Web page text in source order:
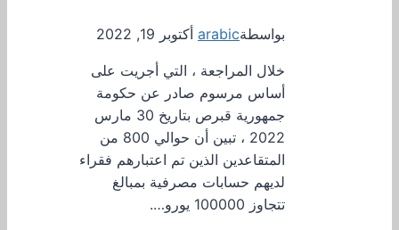
بواسطةarabic أكتوبر 19, 2022
خلال المراجعة ، التي أجريت على
أساس مرسوم صادر عن حكومة
جمهورية قبرص بتاريخ 30 مارس
2022 ، تبين أن حوالي 800 من
المتقاعدين الذين تم اعتبارهم فقراء
لديهم حسابات مصرفية بمبالغ
تتجاوز 100000 يورو….